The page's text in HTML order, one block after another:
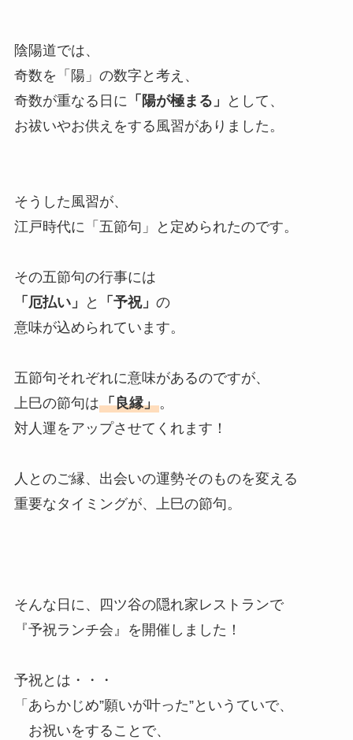
陰陽道では、
奇数を「陽」の数字と考え、
奇数が重なる日に 「陽が極まる」
として、
お祓いやお供えをする風習がありました。
そうした風習が、
江戸時代に「五節句」と定められたのです。
その五節句の行事には
「厄払い」
と 「予祝」 の
意味が込められています。
五節句それぞれに意味があるのですが、
上巳の節句は「良縁」。
対人運をアップさせてくれます！
人とのご縁、出会いの運勢そのものを変える
重要なタイミングが、上巳の節句。
そんな日に、四ツ谷の隠れ家レストランで
『予祝ランチ会』を開催しました！
予祝とは・・・
「あらかじめ”願いが叶った”というていで、
お祝いをすることで、